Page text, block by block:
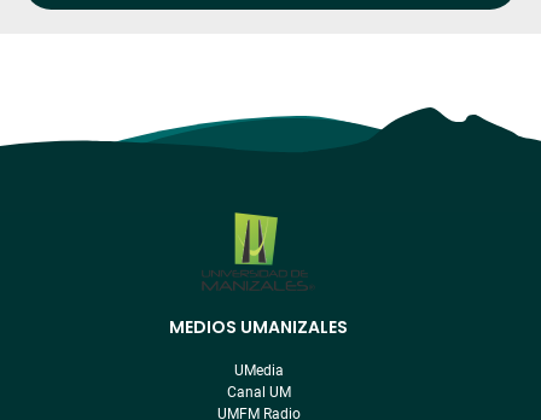
MEDIOS UMANIZALES
UMedia
Canal UM
UMFM Radio